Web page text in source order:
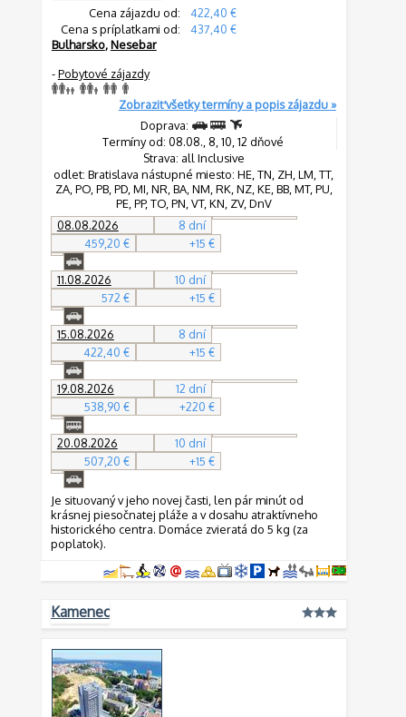
Cena zájazdu od:
422,40 €
Cena s príplatkami od:
437,40 €
Bulharsko,Nesebar
-Pobytové zájazdy
Zobraziť všetky termíny a popis zájazdu »
Doprava:
Termíny od: 08.08., 8, 10, 12 dňové
Strava: all Inclusive
odlet: Bratislava nástupné miesto: HE, TN, ZH, LM, TT,
ZA, PO, PB, PD, MI, NR, BA, NM, RK, NZ, KE, BB, MT, PU,
PE, PP, TO, PN, VT, KN, ZV, DnV
08.08.2026
8 dní
459,20 €
+15 €
11.08.2026
10 dní
572 €
+15 €
15.08.2026
8 dní
422,40 €
+15 €
19.08.2026
12 dní
538,90 €
+220 €
20.08.2026
10 dní
507,20 €
+15 €
Je situovaný v jeho novej časti, len pár minút od
krásnej piesočnatej pláže a v dosahu atraktívneho
historického centra. Domáce zvieratá do 5 kg (za
poplatok).
Kamenec